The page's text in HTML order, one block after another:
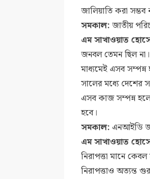
জালিয়াতি করা সম্ভব
সমকাল:জাতীয়
এম সাখাওয়াত
জনবল তেমন ছিল
মাধ্যমেই এসব
সালের মধ্যে দেশের
এসব কাজ সম্পন্ন হলে
হবে।
সমকাল:এনআইডি
এম সাখাওয়াত
নিরাপত্তা মানে
নিরাপত্তাও অত্যন্ত